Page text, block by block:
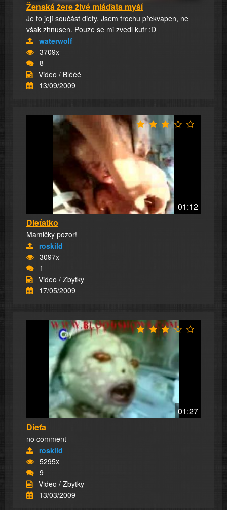
Ženská žere živé mláďata myší
Je to její součást diety. Jsem trochu překvapen, ne
však zhnusen. Pouze se mi zvedl kufr :D
waterwolf
3709x
8
Video / Blééé
13/09/2009
01:12
Dieťatko
Mamičky pozor!
roskild
3097x
1
Video / Zbytky
17/05/2009
01:27
Dieťa
no comment
roskild
5295x
9
Video / Zbytky
13/03/2009